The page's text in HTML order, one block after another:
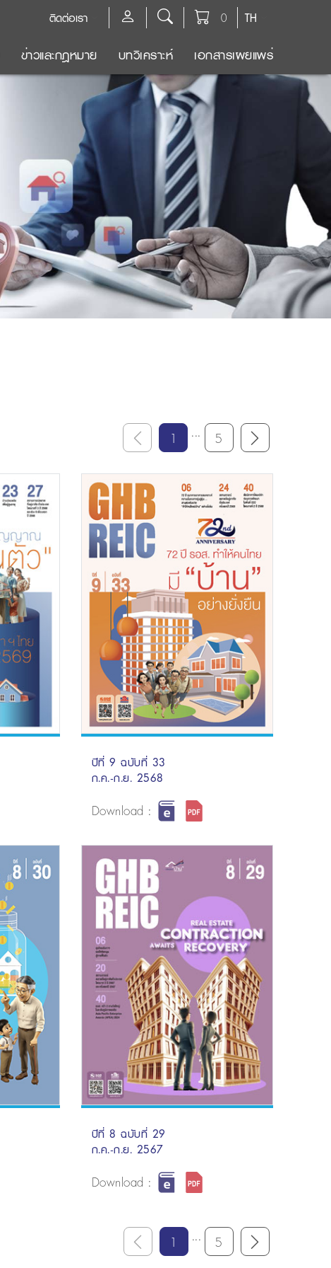
TH
0
ติดต่อเรา
ข่าวและกฎหมาย บทวิเคราะห์ เอกสารเผยแพร่
1 ... 5
ปีที่ 9 ฉบับที่ 33
ก.ค.-ก.ย. 2568
Download :
ปีที่ 8 ฉบับที่ 29
ก.ค.-ก.ย. 2567
Download :
1 ... 5